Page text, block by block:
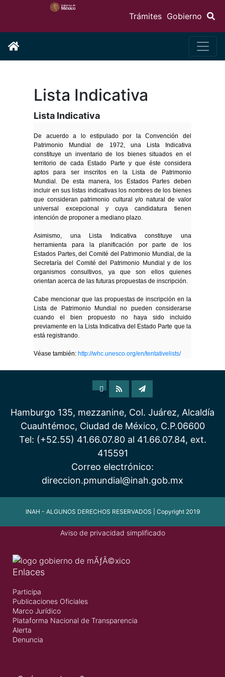
Trámites Gobierno
Lista Indicativa
Lista Indicativa
De acuerdo a lo estipulado por la Convención del
Patrimonio Mundial de 1972, una Lista Indicativa
constituye un inventario de los bienes situados en el
territorio de cada Estado Parte y que éste considera
aptos para ser inscritos en la Lista de Patrimonio
Mundial. De esta manera, los Estados Partes deben
incluir en sus listas indicativas los nombres de los bienes
que consideran patrimonio cultural y/o natural de valor
universal excepcional y cuya candidatura tienen
intención de proponer a mediano plazo.
Asimismo, una Lista Indicativa constituye una
herramienta para la planificación por parte de los
Estados Partes, del Comité del Patrimonio Mundial, de la
Secretaría del Comité del Patrimonio Mundial y de los
organismos consultivos, ya que son ellos quienes
orientan acerca de las futuras propuestas de inscripción.
Cabe mencionar que las propuestas de inscripción en la
Lista de Patrimonio Mundial no pueden considerarse
cuando el bien propuesto no haya sido incluido
previamente en la Lista Indicativa del Estado Parte que la
está registrando.
Véase también: http://whc.unesco.org/en/tentativelists/
Hamburgo 135, mezzanine, Col. Juárez, Alcaldía
Cuauhtémoc, Ciudad de México, C.P.06600
Tel: (+52.55) 41.66.07.80 al 41.66.07.84, ext.
415591
Correo electrónico:
direccion.pmundial@inah.gob.mx
INAH - ALGUNOS DERECHOS RESERVADOS | Copyright 2019
Aviso de privacidad simplificado
Enlaces
Participa
Publicaciones Oficiales
Marco Jurídico
Plataforma Nacional de Transparencia
Alerta
Denuncia